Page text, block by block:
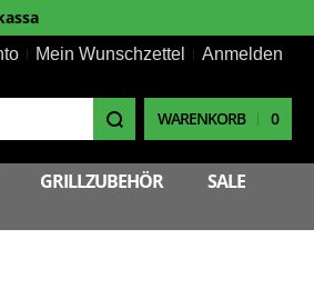
Mein Wunschzettel Anmelden
WARENKORB 0
GRILLZUBEHÖR
SALE